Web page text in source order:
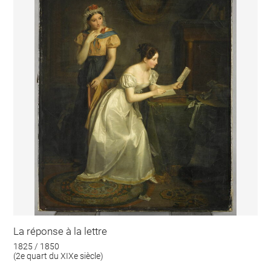
La réponse à la lettre
1825 / 1850
(2e quart du XIXe siècle)